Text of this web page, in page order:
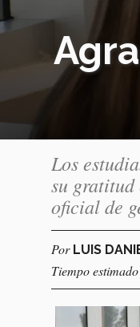
Los
su gratitud
oficial de
Por LUIS
Tiempo